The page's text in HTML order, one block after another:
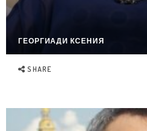
ГЕОРГИАДИ КСЕНИЯ
SHARE